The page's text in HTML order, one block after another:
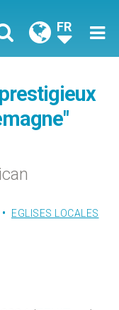
FR
EGLISES LOCALES